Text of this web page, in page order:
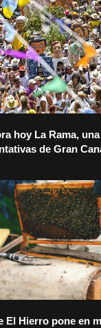
hoy La Rama,
de Gran
El Hierro pone en